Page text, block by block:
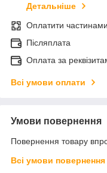
Детальніше
Оплатити частинами
Післяплата
Оплата за
Всі умови оплати
Умови повернення
Повернення товару
Всі умови повернення